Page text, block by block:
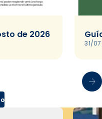
de 2026
31/